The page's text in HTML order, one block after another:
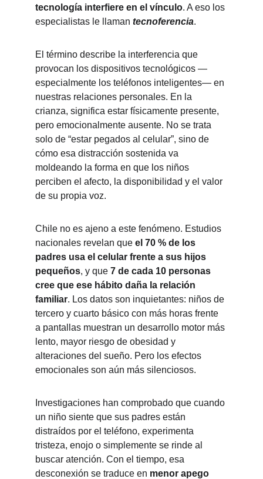
tecnología interfiere en el vínculo. A eso los
especialistas le llaman tecnoferencia.
El término describe la interferencia que
provocan los dispositivos tecnológicos —
especialmente los teléfonos inteligentes— en
nuestras relaciones personales. En la
crianza, significa estar físicamente presente,
pero emocionalmente ausente. No se trata
solo de “estar pegados al celular”, sino de
cómo esa distracción sostenida va
moldeando la forma en que los niños
perciben el afecto, la disponibilidad y el valor
de su propia voz.
Chile no es ajeno a este fenómeno. Estudios
nacionales revelan que el 70 % de los
padres usa el celular frente a sus hijos
pequeños, y que 7 de cada 10 personas
cree que ese hábito daña la relación
familiar. Los datos son inquietantes: niños de
tercero y cuarto básico con más horas frente
a pantallas muestran un desarrollo motor más
lento, mayor riesgo de obesidad y
alteraciones del sueño. Pero los efectos
emocionales son aún más silenciosos.
Investigaciones han comprobado que cuando
un niño siente que sus padres están
distraídos por el teléfono, experimenta
tristeza, enojo o simplemente se rinde al
buscar atención. Con el tiempo, esa
desconexión se traduce en menor apego